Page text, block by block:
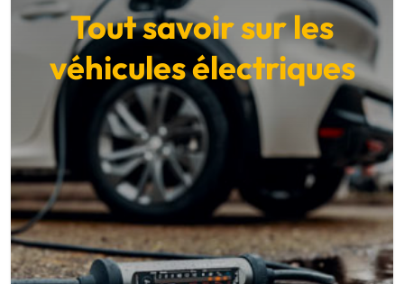
Tout savoir sur les
véhicules électriques